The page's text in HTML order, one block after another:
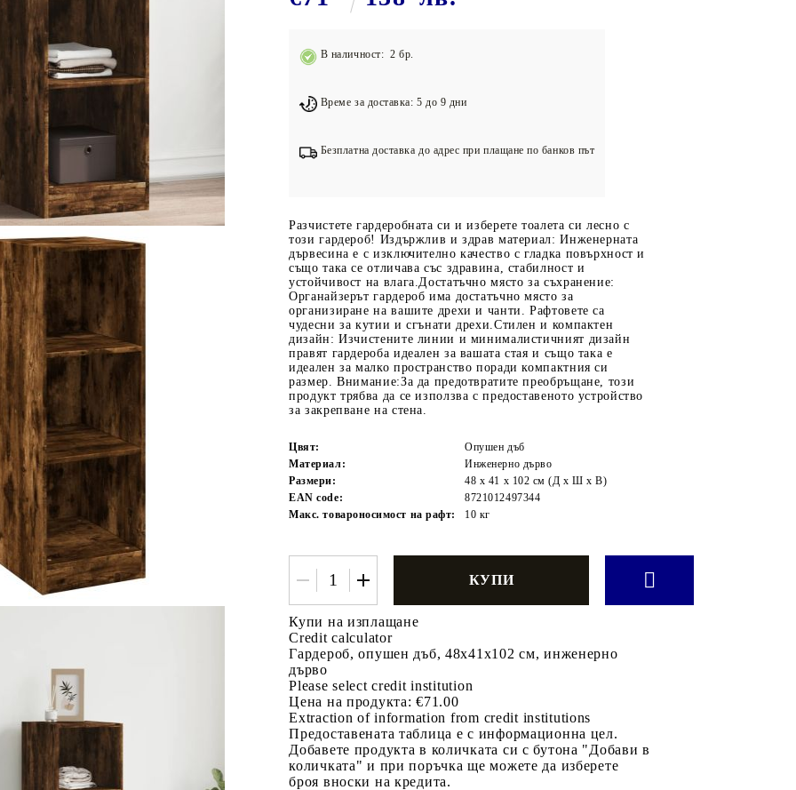
Подложки за фитнес уреди
Лостове за набиране
Силови кули
Йога и пилатес
Tweet
В наличност: 2 бр.
Време за доставка: 5 до 9 дни
Безплатна доставка до адрес при плащане по банков път
Разчистете гардеробната си и изберете тоалета си лесно с
този гардероб! Издържлив и здрав материал: Инженерната
дървесина е с изключително качество с гладка повърхност и
също така се отличава със здравина, стабилност и
устойчивост на влага.Достатъчно място за съхранение:
Органайзерът гардероб има достатъчно място за
организиране на вашите дрехи и чанти. Рафтовете са
чудесни за кутии и сгънати дрехи.Стилен и компактен
дизайн: Изчистените линии и минималистичният дизайн
правят гардероба идеален за вашата стая и също така е
идеален за малко пространство поради компактния си
размер. Внимание:За да предотвратите преобръщане, този
продукт трябва да се използва с предоставеното устройство
за закрепване на стена.
Цвят:
Опушен дъб
Материал:
Инженерно дърво
Размери:
48 x 41 x 102 см (Д x Ш x В)
EAN code:
8721012497344
Макс. товароносимост на рафт:
10 кг
Купи на изплащане
Credit calculator
Гардероб, опушен дъб, 48x41x102 см, инженерно
дърво
Please select credit institution
Цена на продукта: €71.00
Extraction of information from credit institutions
Предоставената таблица е с информационна цел.
Добавете продукта в количката си с бутона "Добави в
количката" и при поръчка ще можете да изберете
броя вноски на кредита.